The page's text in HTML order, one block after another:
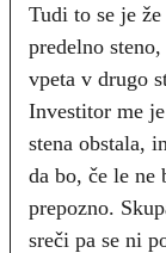
Tudi to se je
predelno
vpeta v drugo
Investitor me
stena obstala,
da bo, če le ne
prepozno.
sreči pa se ni